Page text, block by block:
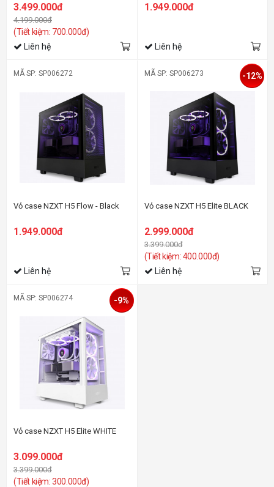
3.499.000đ
4.199.000đ
(Tiết kiệm: 700.000đ)
Liên hệ
1.949.000đ
Liên hệ
MÃ SP: SP006272
Vỏ case NZXT H5 Flow - Black
1.949.000đ
Liên hệ
MÃ SP: SP006273
Vỏ case NZXT H5 Elite BLACK
2.999.000đ
3.399.000đ
(Tiết kiệm: 400.000đ)
-12%
Liên hệ
MÃ SP: SP006274
Vỏ case NZXT H5 Elite WHITE
3.099.000đ
3.399.000đ
(Tiết kiệm: 300.000đ)
-9%